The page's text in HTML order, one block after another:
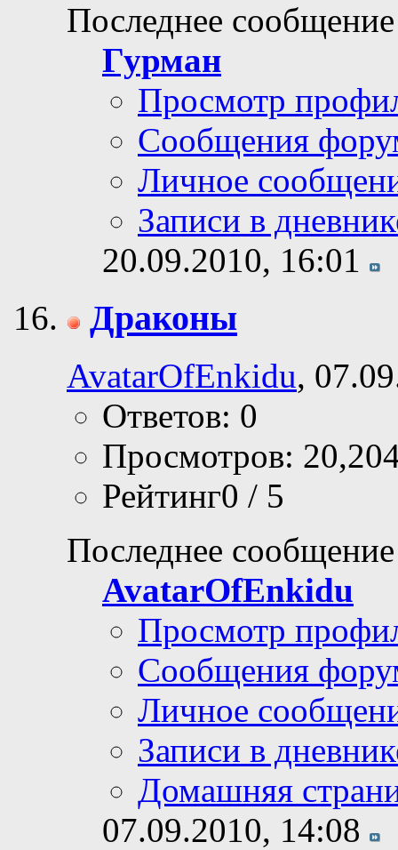
Последнее
Гурман
Просмотр
Сообщения
Личное
Записи в
20.09.2010, 16:01
Драконы
AvatarOfEnkidu,
Ответов: 0
Просмотров:
Рейтинг0 / 5
Последнее
AvatarOfEnkidu
Просмотр
Сообщения
Личное
Записи в
Домашняя
07.09.2010, 14:08